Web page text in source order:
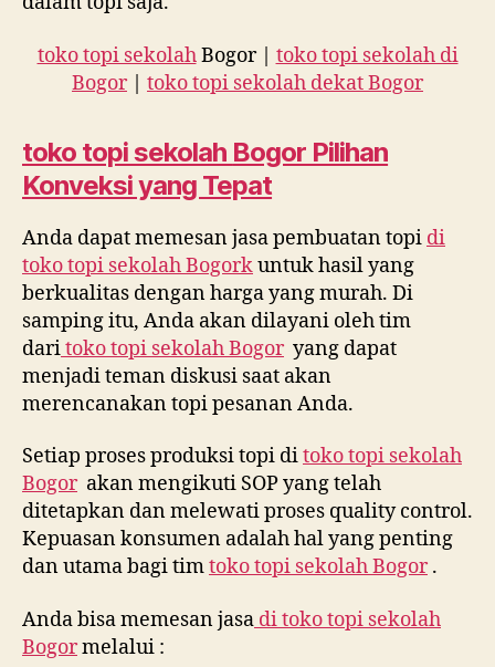
toko topi sekolahBogor | toko topi sekolah di
Bogor| toko topi sekolah dekat Bogor
toko topi sekolah Bogor Pilihan
Konveksi yang Tepat
Anda dapat memesan jasa pembuatan topi di
toko topi sekolah Bogorkuntuk hasil yang
berkualitas dengan harga yang murah. Di
samping itu, Anda akan dilayani oleh tim
daritoko topi sekolah Bogoryang dapat
menjadi teman diskusi saat akan
merencanakan topi pesanan Anda.
Setiap proses produksi topi ditoko topi sekolah
Bogorakan mengikuti SOP yang telah
ditetapkan dan melewati proses quality control.
Kepuasan konsumen adalah hal yang penting
dan utama bagi timtoko topi sekolah Bogor.
Anda bisa memesan jasa ditoko topi sekolah
Bogormelalui :